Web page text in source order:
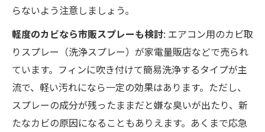
らないよう注意しましょう。
軽度のカビなら市販スプレーも検討: エアコン用のカビ取
りスプレー（洗浄スプレー）が家電量販店などで売られ
ています。フィンに吹き付けて簡易洗浄するタイプが主
流で、軽い汚れになら一定の効果はあります。ただし、
スプレーの成分が残ったままだと嫌な臭いが出たり、新
たなカビの原因になることもありえます。あくまで応急